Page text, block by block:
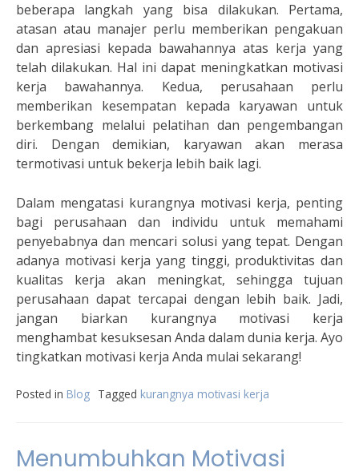
beberapa langkah yang bisa dilakukan. Pertama,
atasan atau manajer perlu memberikan pengakuan
dan apresiasi kepada bawahannya atas kerja yang
telah dilakukan. Hal ini dapat meningkatkan motivasi
kerja bawahannya. Kedua, perusahaan perlu
memberikan kesempatan kepada karyawan untuk
berkembang melalui pelatihan dan pengembangan
diri. Dengan demikian, karyawan akan merasa
termotivasi untuk bekerja lebih baik lagi.
Dalam mengatasi kurangnya motivasi kerja, penting
bagi perusahaan dan individu untuk memahami
penyebabnya dan mencari solusi yang tepat. Dengan
adanya motivasi kerja yang tinggi, produktivitas dan
kualitas kerja akan meningkat, sehingga tujuan
perusahaan dapat tercapai dengan lebih baik. Jadi,
jangan biarkan kurangnya motivasi kerja
menghambat kesuksesan Anda dalam dunia kerja. Ayo
tingkatkan motivasi kerja Anda mulai sekarang!
Posted in Blog Tagged kurangnya motivasi kerja
Menumbuhkan Motivasi